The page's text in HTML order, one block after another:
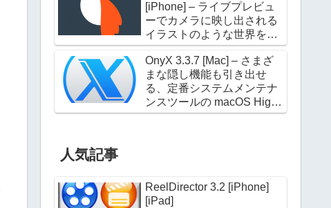
[iPhone] – ライブプレビュ
ーでカメラに映し出される
イラストのような世界を撮
影できるアプリケーション
OnyX 3.3.7 [Mac] – さまざ
まな隠し機能も引き出せ
る、定番システムメンテナ
ンスツールの macOS High
Sierra 対応版
人気記事
ReelDirector 3.2 [iPhone]
[iPad]